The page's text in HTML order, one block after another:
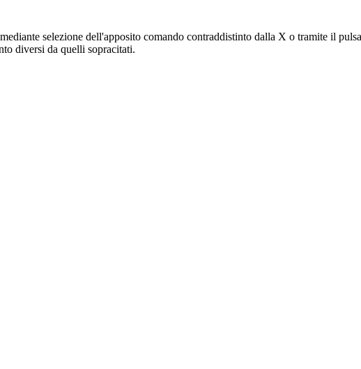
selezione dell'apposito comando contraddistinto dalla X o tramite il
diversi da quelli sopracitati.